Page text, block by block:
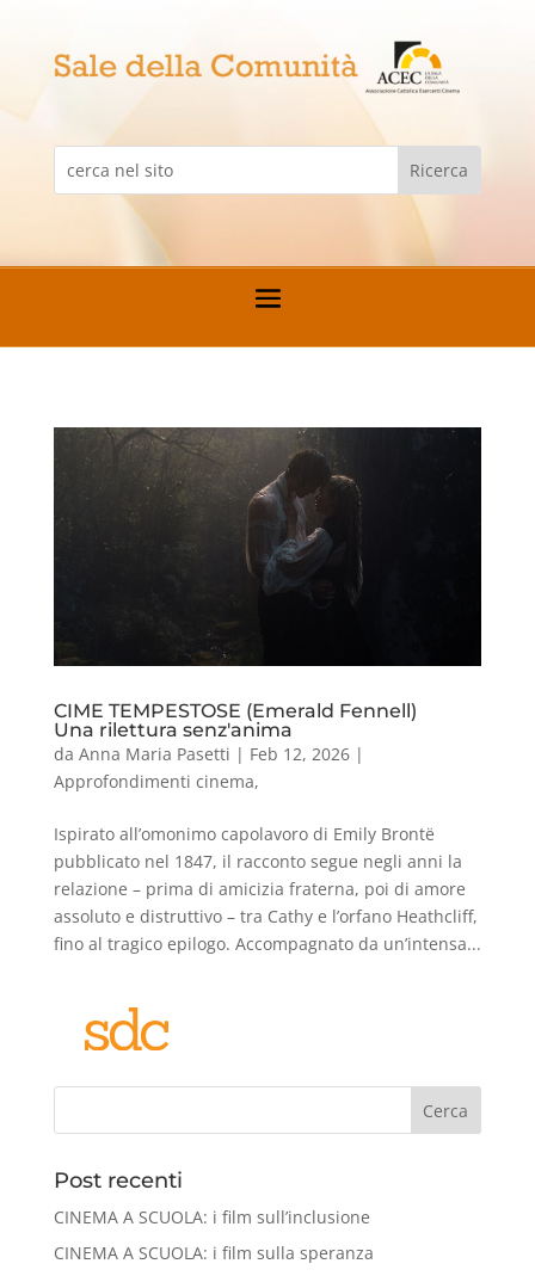
CIME TEMPESTOSE (Emerald Fennell)
Una rilettura senz'anima
da Anna Maria Pasetti | Feb 12, 2026|
Approfondimenti cinema,
Ispirato all’omonimo capolavoro di Emily Brontë
pubblicato nel 1847, il racconto segue negli anni la
relazione – prima di amicizia fraterna, poi di amore
assoluto e distruttivo – tra Cathy e l’orfano Heathcliff,
fino al tragico epilogo. Accompagnato da un’intensa...
Cerca
Post recenti
CINEMA A SCUOLA: i film sull’inclusione
CINEMA A SCUOLA: i film sulla speranza